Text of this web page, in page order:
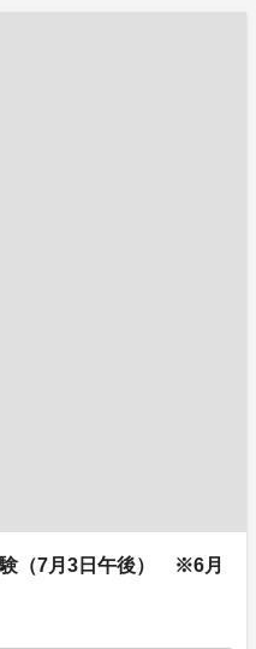
験（7月3日午後） ※6月